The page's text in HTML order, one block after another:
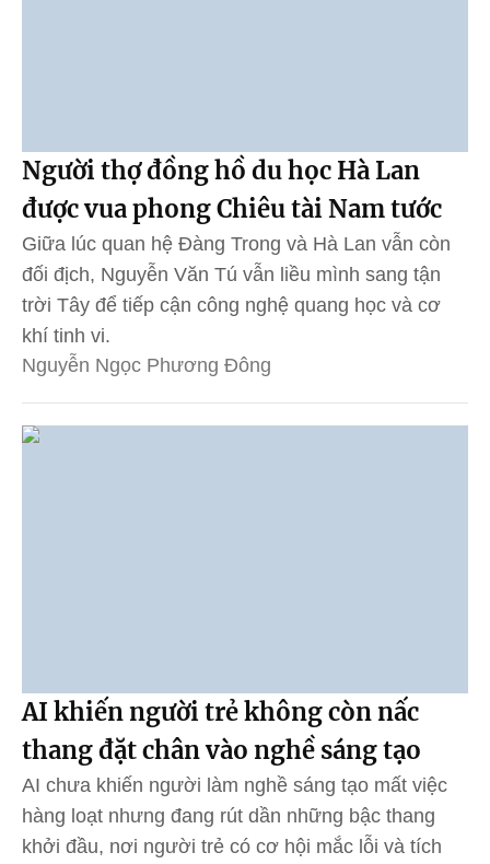
Người thợ đồng hồ du học Hà Lan
được vua phong Chiêu tài Nam tước
Giữa lúc quan hệ Đàng Trong và Hà Lan vẫn còn
đối địch, Nguyễn Văn Tú vẫn liều mình sang tận
trời Tây để tiếp cận công nghệ quang học và cơ
khí tinh vi.
Nguyễn Ngọc Phương Đông
AI khiến người trẻ không còn nấc
thang đặt chân vào nghề sáng tạo
AI chưa khiến người làm nghề sáng tạo mất việc
hàng loạt nhưng đang rút dần những bậc thang
khởi đầu, nơi người trẻ có cơ hội mắc lỗi và tích